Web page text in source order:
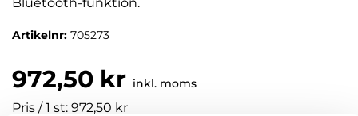
Artikelnr: 705273
972,50 kr inkl. moms
Pris / 1 st: 972,50 kr